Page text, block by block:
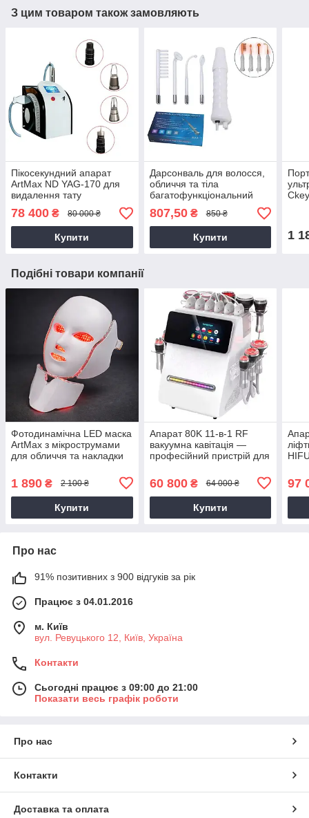
З цим товаром також замовляють
Пікосекундний апарат
ArtMax ND YAG-170 для
видалення тату
карбоновий пілінг
78 400 ₴ 80 000 ₴
Купити
Дарсонваль для волосся,
обличчя та тіла
багатофункціональний
807,50₴ 850 ₴
Купити 1
Подібні товари компанії
Фотодинамічна LED маска
ArtMax з мікрострумами
для обличчя та накладки
1 890 ₴ 2 100 ₴
Купити
Апарат 80K 11-в-1 RF
вакуумна кавітація —
професійний пристрій для
та видалення целюліту
60 800₴ 64 000 ₴
Купити
7
97
Про нас
91% позитивних з 900 відгуків за рік
Працює з 04.01.2016
м. Київ
вул. Ревуцького 12, Київ, Україна
Контакти
Сьогодні працює з 09:00 до 21:00
Показати весь графік роботи
Про нас
Контакти
Доставка та оплата